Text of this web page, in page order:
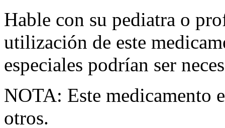
Hable con su pediatra o
utilización de este
especiales podrían ser
NOTA: Este medicamento
otros.